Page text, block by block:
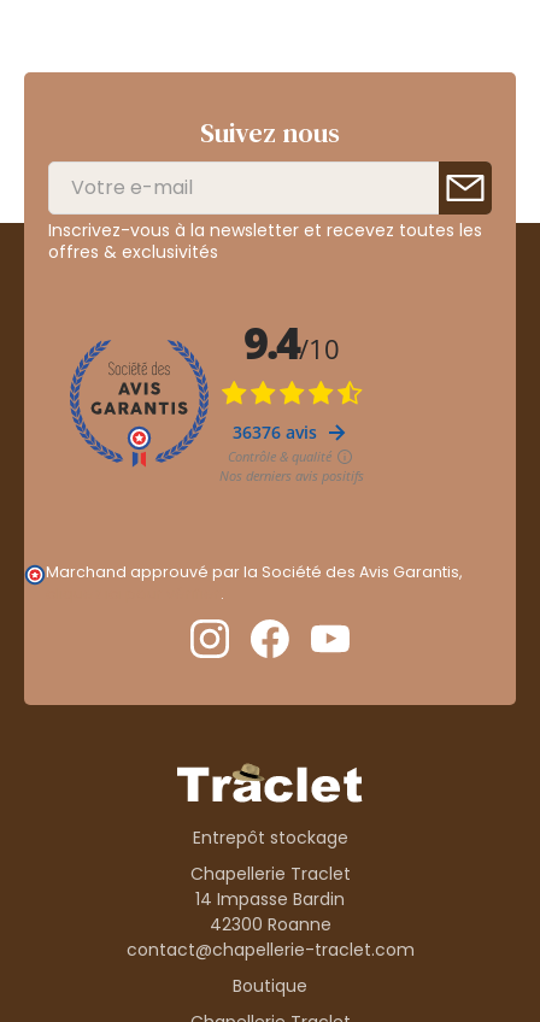
Suivez nous
Inscrivez-vous à la newsletter et recevez toutes les
offres & exclusivités
Marchand approuvé par la Société des Avis Garantis,
.
Entrepôt stockage
Chapellerie Traclet
14 Impasse Bardin
42300 Roanne
contact@chapellerie-traclet.com
Boutique